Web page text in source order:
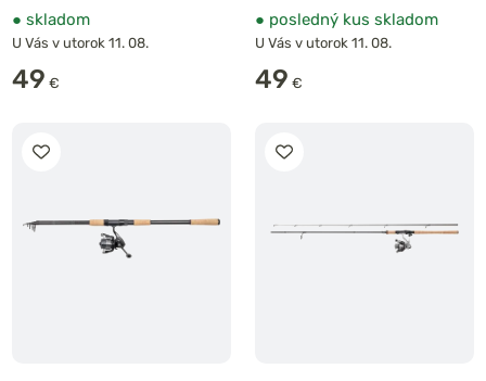
● skladom
U Vás v utorok 11. 08.
49 €
● posledný kus skladom
U Vás v utorok 11. 08.
49 €